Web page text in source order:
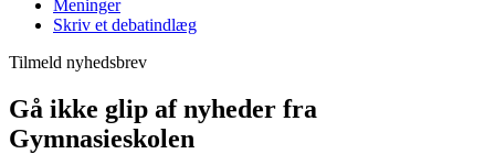
Meninger
Skriv et debatindlæg
Tilmeld nyhedsbrev
Gå ikke glip af nyheder fra
Gymnasieskolen